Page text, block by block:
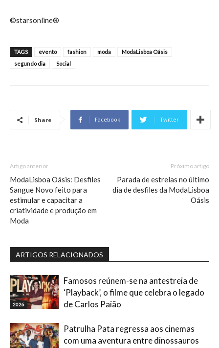
©starsonline®
TAGS evento fashion moda
ModaLisboa Oásis
segundo dia
Social
Share Facebook Twitter
Artigo anterior
ModaLisboa Oásis: Desfiles
Sangue Novo feito para
estimular e capacitar a
criatividade e produção em
Moda
Próximo artigo
Parada de estrelas no último
dia de desfiles da ModaLisboa
Oásis
ARTIGOS RELACIONADOS
2026
Famosos reúnem-se na antestreia de
‘Playback’, o filme que celebra o legado
de Carlos Paião
Patrulha Pata regressa aos cinemas
com uma aventura entre dinossauros